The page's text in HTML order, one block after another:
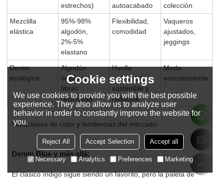
estrechos)
autoacabado
colección
Mezclilla
elástica
95%-98%
algodón,
2%-5%
elastano
Flexibilidad,
comodidad
Vaqueros
ajustados,
jeggings
Denim
ecológico
Algodón
orgánico,
fibras
recicladas
Huella
ambiental
sostenible y
reducida
Moda
ecoconsciente
Variaciones de color y tendencias del mercado
Denim Blue y más allá:
El clásico índigo sigue siendo un favorito, pero la paleta de
Cookie settings
We use cookies to provide you with the best possible
experience. They also allow us to analyze user
behavior in order to constantly improve the website for
you.
Reject All Accept Selection Accept all
Necessary Analytics Preferences Marketing